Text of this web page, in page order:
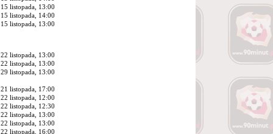
15 listopada, 13:00
15 listopada, 14:00
15 listopada, 13:00
22 listopada, 13:00
22 listopada, 13:00
29 listopada, 13:00
21 listopada, 17:00
22 listopada, 12:00
22 listopada, 12:30
22 listopada, 13:00
22 listopada, 13:00
22 listopada, 16:00